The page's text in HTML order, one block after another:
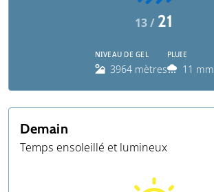
13 / 21
NIVEAU DE GEL
3964 mètres
PLUIE
11 mm
Demain
Temps ensoleillé et lumineux